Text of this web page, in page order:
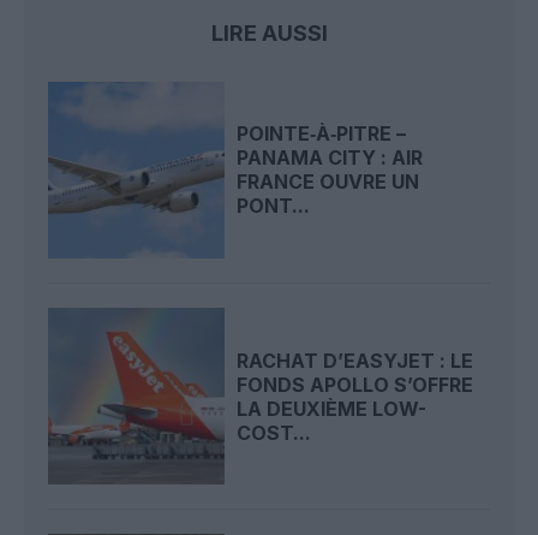
LIRE AUSSI
POINTE‑À‑PITRE –
PANAMA CITY : AIR
FRANCE OUVRE UN
PONT...
RACHAT D’EASYJET : LE
FONDS APOLLO S’OFFRE
LA DEUXIÈME LOW-
COST...